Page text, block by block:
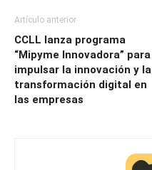
Artículo anterior
CCLL lanza programa
“Mipyme Innovadora” para
impulsar la innovación y la
transformación digital en
las empresas